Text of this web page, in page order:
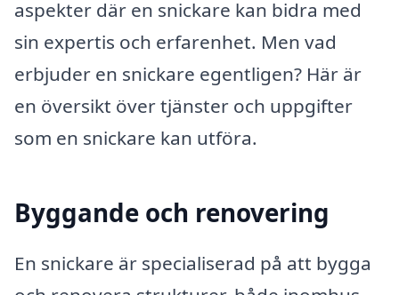
aspekter där en snickare kan bidra med
sin expertis och erfarenhet. Men vad
erbjuder en snickare egentligen? Här är
en översikt över tjänster och uppgifter
som en snickare kan utföra.
Byggande och renovering
En snickare är specialiserad på att bygga